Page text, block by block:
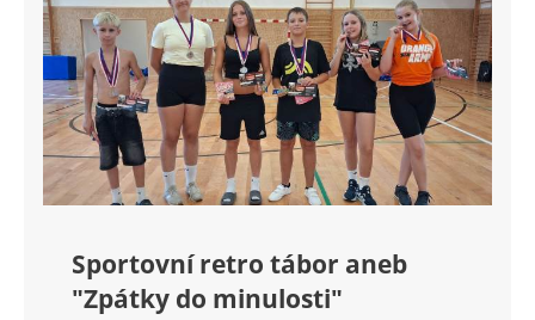
Sportovní retro tábor aneb
"Zpátky do minulosti"